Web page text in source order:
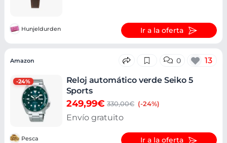
Hunjeldurden Ir a la oferta
-24%
Amazon 0 13
Reloj automático verde Seiko 5
Sports
249,99€ 330,00€ (-24%)
Envío gratuito
Pesca Ir a la oferta